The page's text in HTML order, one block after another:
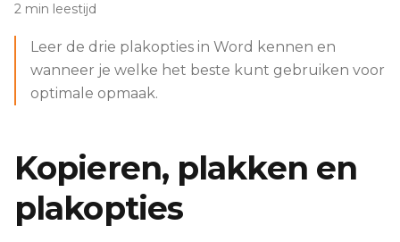
2 min leestijd
Leer de drie plakopties in Word kennen en
wanneer je welke het beste kunt gebruiken voor
optimale opmaak.
Kopieren, plakken en
plakopties